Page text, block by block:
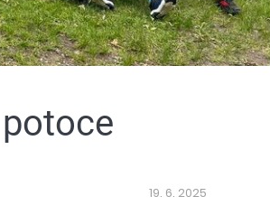
19. 6. 2025